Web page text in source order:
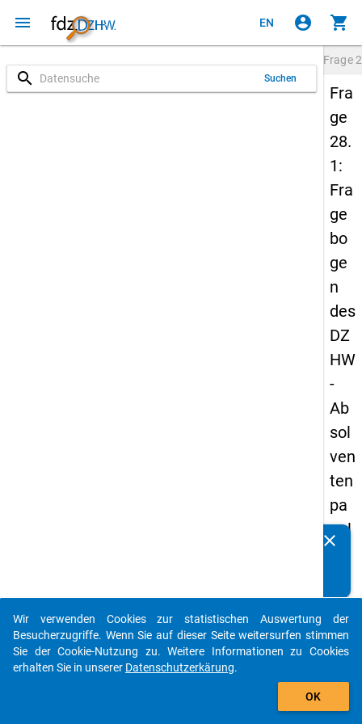
menu EN account_circle shopping_cart
search Suchen
Frage
Fra
ge
28.
1:
Fra
ge
bo
ge
n
des
DZ
HW
-
Ab
sol
ven
ten
pa
nel
05
-
drit
clear
auto_stories
add_shopping_cart
Wir verwenden Cookies zur statistischen Auswertung der
Besucherzugriffe. Wenn Sie auf dieser Seite weitersurfen stimmen
Sie der Cookie-Nutzung zu. Weitere Informationen zu Cookies
erhalten Sie in unserer Datenschutzerkärung.
OK